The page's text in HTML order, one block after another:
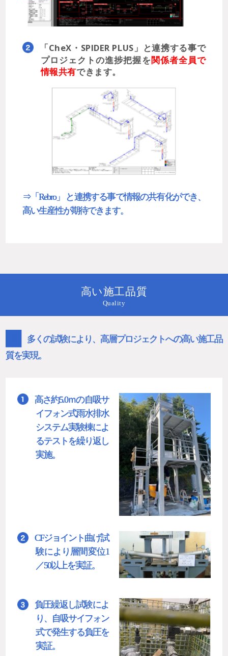
「CheX・SPIDER PLUS」と連携する事で
プロジェクトの進捗把握を関係者全員で
情報共有できます。
⇒「Rebro」 と連携する事で情報の共有化ができ、
高い生産性が期待できます。
高い施工品質
Quality
多くの試験により、高層プロジェクトへの高い施工品
質を実現。
高さ約5.0ｍの自吸サ
イフォン式雨水排水
システム実験棟によ
るテストを繰り返し
実施。
CFジョイント曲げ試
験により層間変位1
／50以上を実証。
負圧繰返し試験によ
り、自吸サイフォン
式で発生する負圧を
実証。